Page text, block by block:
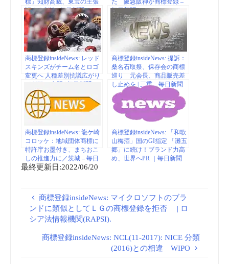
標」知財高裁、東宝の主張
認める判決 | 毎日新聞
た 阪急阪神が商標登録 –
毎日新聞
商標登録insideNews: レッド
スキンズがチーム名とロゴ
変更へ 人種差別抗議広がり
で NFLの名門 | 毎日新聞
商標登録insideNews: 提訴：
桑名石取祭、保存会の商標
巡り 元会長、商品販売差
し止めを | 三重 – 毎日新聞
商標登録insideNews: 龍ケ崎
コロッケ：地域団体商標に
特許庁お墨付き、まちおこ
しの推進力に／茨城 – 毎日
新聞
商標登録insideNews: 「和歌
山梅酒」国のGI指定 「灘五
郷」に続け！ブランド力高
め、世界へPR ｜毎日新聞
最終更新日:2022/06/20
商標登録insideNews: マイクロソフトのブラ
ンドに類似としてＬＧの商標登録を拒否 | ロ
シア法情報機関(RAPSI).
商標登録insideNews: NCL(11-2017): NICE 分類
(2016)との相違 WIPO